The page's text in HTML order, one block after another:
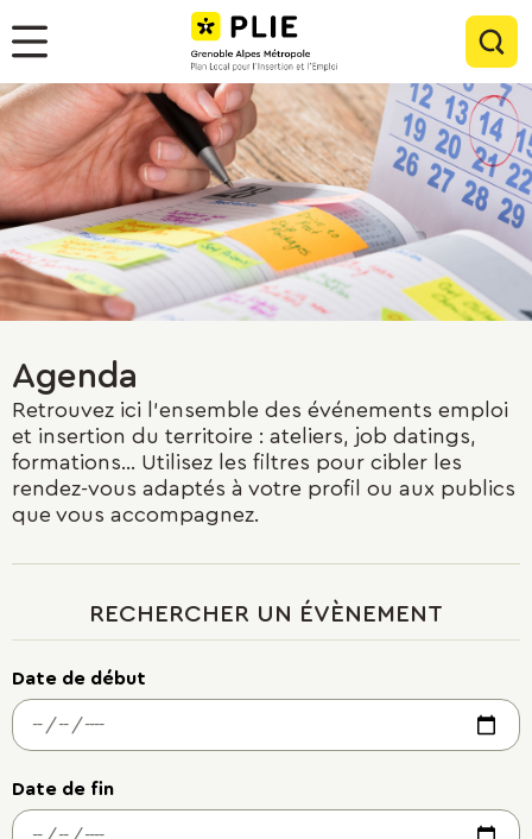
Panneau de gestion des cookies
Menu
Agenda
Retrouvez ici l'ensemble des événements emploi
et insertion du territoire : ateliers, job datings,
formations... Utilisez les filtres pour cibler les
rendez-vous adaptés à votre profil ou aux publics
que vous accompagnez.
RECHERCHER UN ÉVÈNEMENT
Date de début
Date de fin